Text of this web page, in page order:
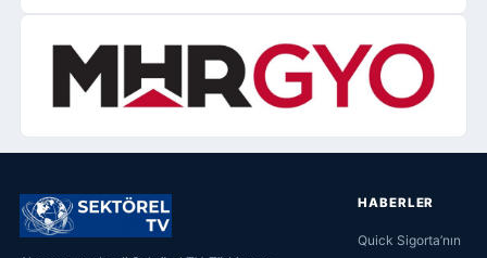
HABERLER
Quick Sigorta’nın